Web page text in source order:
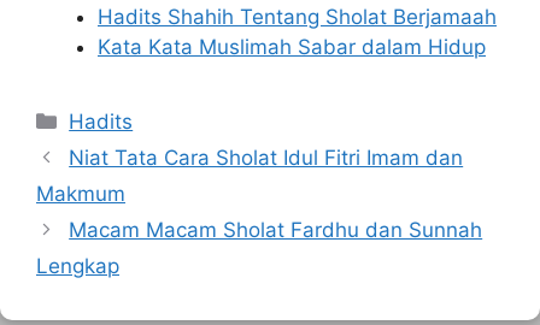
Hadits Shahih Tentang Sholat Berjamaah
Kata Kata Muslimah Sabar dalam Hidup
Kategori
Hadits
Niat Tata Cara Sholat Idul Fitri Imam dan
Makmum
Macam Macam Sholat Fardhu dan Sunnah
Lengkap